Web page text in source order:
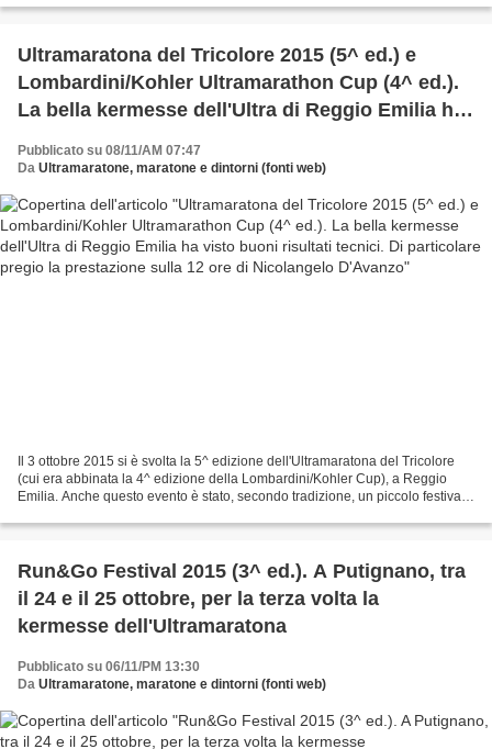
Ultramaratona del Tricolore 2015 (5^ ed.) e
Lombardini/Kohler Ultramarathon Cup (4^ ed.).
La bella kermesse dell'Ultra di Reggio Emilia ha
la prestazione sulla 12 ore di Nicolangelo
Pubblicato su 08/11/AM 07:47
Da Ultramaratone, maratone e dintorni (fonti web)
Il 3 ottobre 2015 si è svolta la 5^ edizione dell'Ultramaratona del Tricolore
(cui era abbinata la 4^ edizione della Lombardini/Kohler Cup), a Reggio
Emilia. Anche questo evento è stato, secondo tradizione, un piccolo festival
Run&Go Festival 2015 (3^ ed.). A Putignano, tra
il 24 e il 25 ottobre, per la terza volta la
kermesse dell'Ultramaratona
Pubblicato su 06/11/PM 13:30
Da Ultramaratone, maratone e dintorni (fonti web)